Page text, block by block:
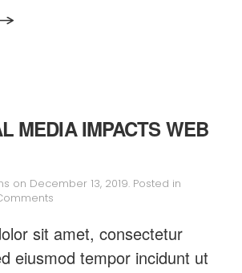
MEDIA IMPACTS WEB
on December 13, 2019. Posted in
Media
Impacts
Web
sit amet, consectetur
eiusmod tempor incidunt ut